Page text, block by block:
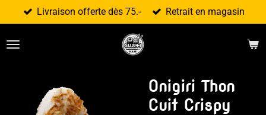
Passer
au
contenu
Livraison offerte dès 75.- Retrait en magasin
Onigiri Thon
Cuit Crispy